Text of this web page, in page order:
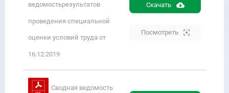
ведомостьрезультатов
проведения специальной
оценки условий труда от
16.12.2019
Скачать
Посмотреть
Сводная ведомость